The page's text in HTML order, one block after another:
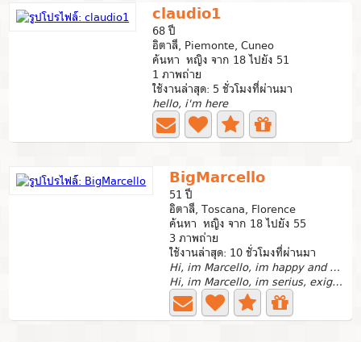
claudio1
68 ปี
อิตาลี, Piemonte, Cuneo
ค้นหา หญิง จาก 18 ไปยัง 51
1 ภาพถ่าย
ใช้งานล่าสุด: 5 ชั่วโมงที่ผ่านมา
hello, i'm here
BigMarcello
51 ปี
อิตาลี, Toscana, Florence
ค้นหา หญิง จาก 18 ไปยัง 55
3 ภาพถ่าย
ใช้งานล่าสุด: 10 ชั่วโมงที่ผ่านมา
Hi, im Marcello, im happy and serius
Hi, im Marcello, im serius, exigent, solar My whatsapp...